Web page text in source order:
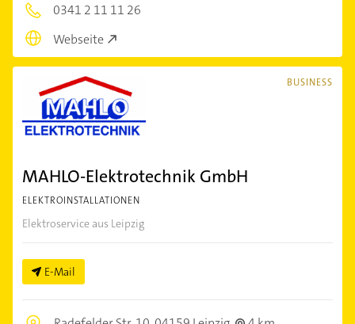
0341 2 11 11 26
Webseite
BUSINESS
MAHLO-Elektrotechnik GmbH
ELEKTROINSTALLATIONEN
Elektroservice aus Leipzig
E-Mail